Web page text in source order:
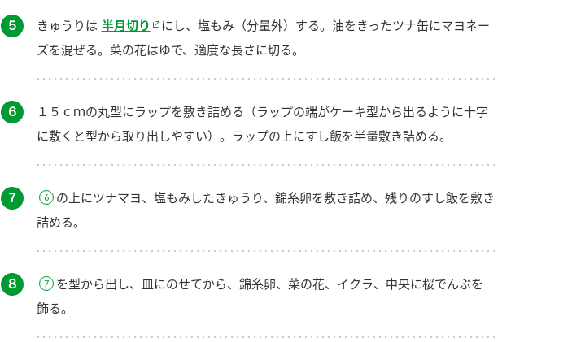
５ きゅうりは 半月切り
にし、塩もみ（分量外）する。油をきったツナ缶にマヨネー
ズを混ぜる。菜の花はゆで、適度な長さに切る。
６
１５ｃｍの丸型にラップを敷き詰める（ラップの端がケーキ型から出るように十字
に敷くと型から取り出しやすい）。ラップの上にすし飯を半量敷き詰める。
７
の上にツナマヨ、塩もみしたきゅうり、錦糸卵を敷き詰め、残りのすし飯を敷き
詰める。
８
を型から出し、皿にのせてから、錦糸卵、菜の花、イクラ、中央に桜でんぶを
飾る。